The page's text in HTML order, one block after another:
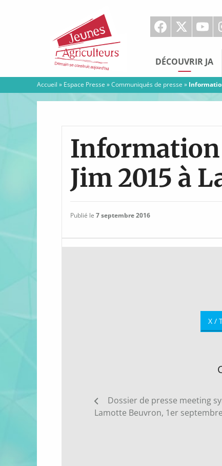
Agriculteurs
DÉCOUVRIR JA
Accueil » Espace Presse »Communiqués de presse »
Information
Jim 2015 à
Publié le 7 septembre 2016
X /
Navigation
Dossier de presse meeting
Lamotte Beuvron, 1er